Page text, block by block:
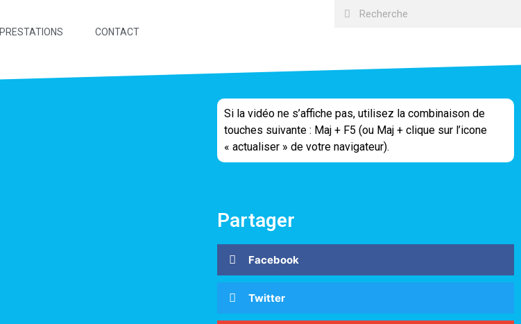
PRESTATIONS CONTACT
Si la vidéo ne s’affiche pas, utilisez la combinaison de
touches suivante : Maj + F5 (ou Maj + clique sur l’icone
« actualiser » de votre navigateur).
Partager
Facebook
Twitter